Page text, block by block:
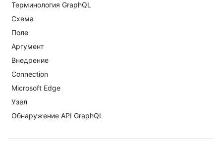
Терминология GraphQL
Схема
Поле
Аргумент
Внедрение
Connection
Microsoft Edge
Узел
Обнаружение API GraphQL